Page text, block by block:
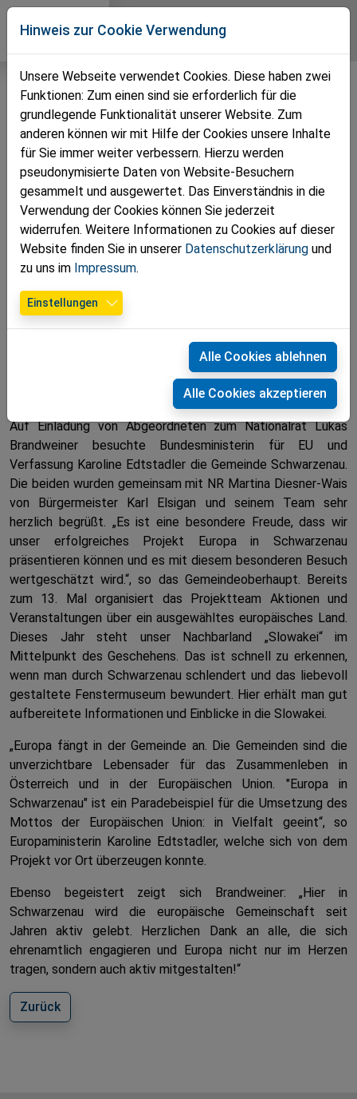
Direkt zur Hauptnavigation springen
Direkt zum Inhalt springen
Zur Unternavigation springen
Teamleiter Wolfgang Leidenfrost, NR Martina Diesner-Wais, Karl Klang,
BGM Karl Elsigan, Pia Sondergaard, BM Karoline Edtstadler, Hafiza Saeedi,
NR Lukas Brandweiner, VBGM Reinhard Poppinger, Johann Kletzl und
Irene Burgstaller
BM Edtstadler trifft auf Europa in
Auf Einladung von Abgeordneten zum Nationalrat Lukas
Brandweiner besuchte Bundesministerin für EU und
Verfassung Karoline Edtstadler die Gemeinde Schwarzenau.
Die beiden wurden gemeinsam mit NR Martina Diesner-Wais
von Bürgermeister Karl Elsigan und seinem Team sehr
herzlich begrüßt. „Es ist eine besondere Freude, dass wir
unser erfolgreiches Projekt Europa in Schwarzenau
präsentieren können und es mit diesem besonderen Besuch
wertgeschätzt wird.“, so das Gemeindeoberhaupt. Bereits
zum 13. Mal organisiert das Projektteam Aktionen und
Veranstaltungen über ein ausgewähltes europäisches Land.
Dieses Jahr steht unser Nachbarland „Slowakei“ im
Mittelpunkt des Geschehens. Das ist schnell zu erkennen,
wenn man durch Schwarzenau schlendert und das liebevoll
gestaltete Fenstermuseum bewundert. Hier erhält man gut
aufbereitete Informationen und Einblicke in die Slowakei.
„Europa fängt in der Gemeinde an. Die Gemeinden sind die
unverzichtbare Lebensader für das Zusammenleben in
Österreich und in der Europäischen Union. "Europa in
Schwarzenau" ist ein Paradebeispiel für die Umsetzung des
Mottos der Europäischen Union: in Vielfalt geeint“, so
Europaministerin Karoline Edtstadler, welche sich von dem
Projekt vor Ort überzeugen konnte.
Ebenso begeistert zeigt sich Brandweiner: „Hier in
Schwarzenau wird die europäische Gemeinschaft seit
Jahren aktiv gelebt. Herzlichen Dank an alle, die sich
ehrenamtlich engagieren und Europa nicht nur im Herzen
tragen, sondern auch aktiv mitgestalten!“
Zurück
Hinweis zur Cookie Verwendung
Unsere Webseite verwendet Cookies. Diese haben zwei
Funktionen: Zum einen sind sie erforderlich für die
grundlegende Funktionalität unserer Website. Zum
anderen können wir mit Hilfe der Cookies unsere Inhalte
für Sie immer weiter verbessern. Hierzu werden
pseudonymisierte Daten von Website-Besuchern
gesammelt und ausgewertet. Das Einverständnis in die
Verwendung der Cookies können Sie jederzeit
widerrufen. Weitere Informationen zu Cookies auf dieser
Website finden Sie in unserer Datenschutzerklärung und
zu uns im Impressum.
Einstellungen
Alle Cookies ablehnen
Alle Cookies akzeptieren